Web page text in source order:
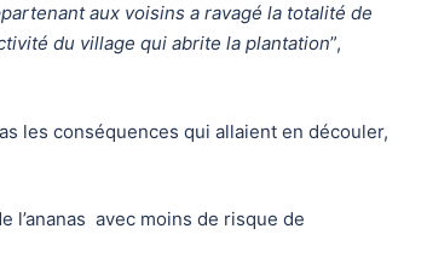
aux voisins a ravagé la totalité de
du village qui abrite la plantation”,
les conséquences qui allaient en découler,
l’ananas avec moins de risque de